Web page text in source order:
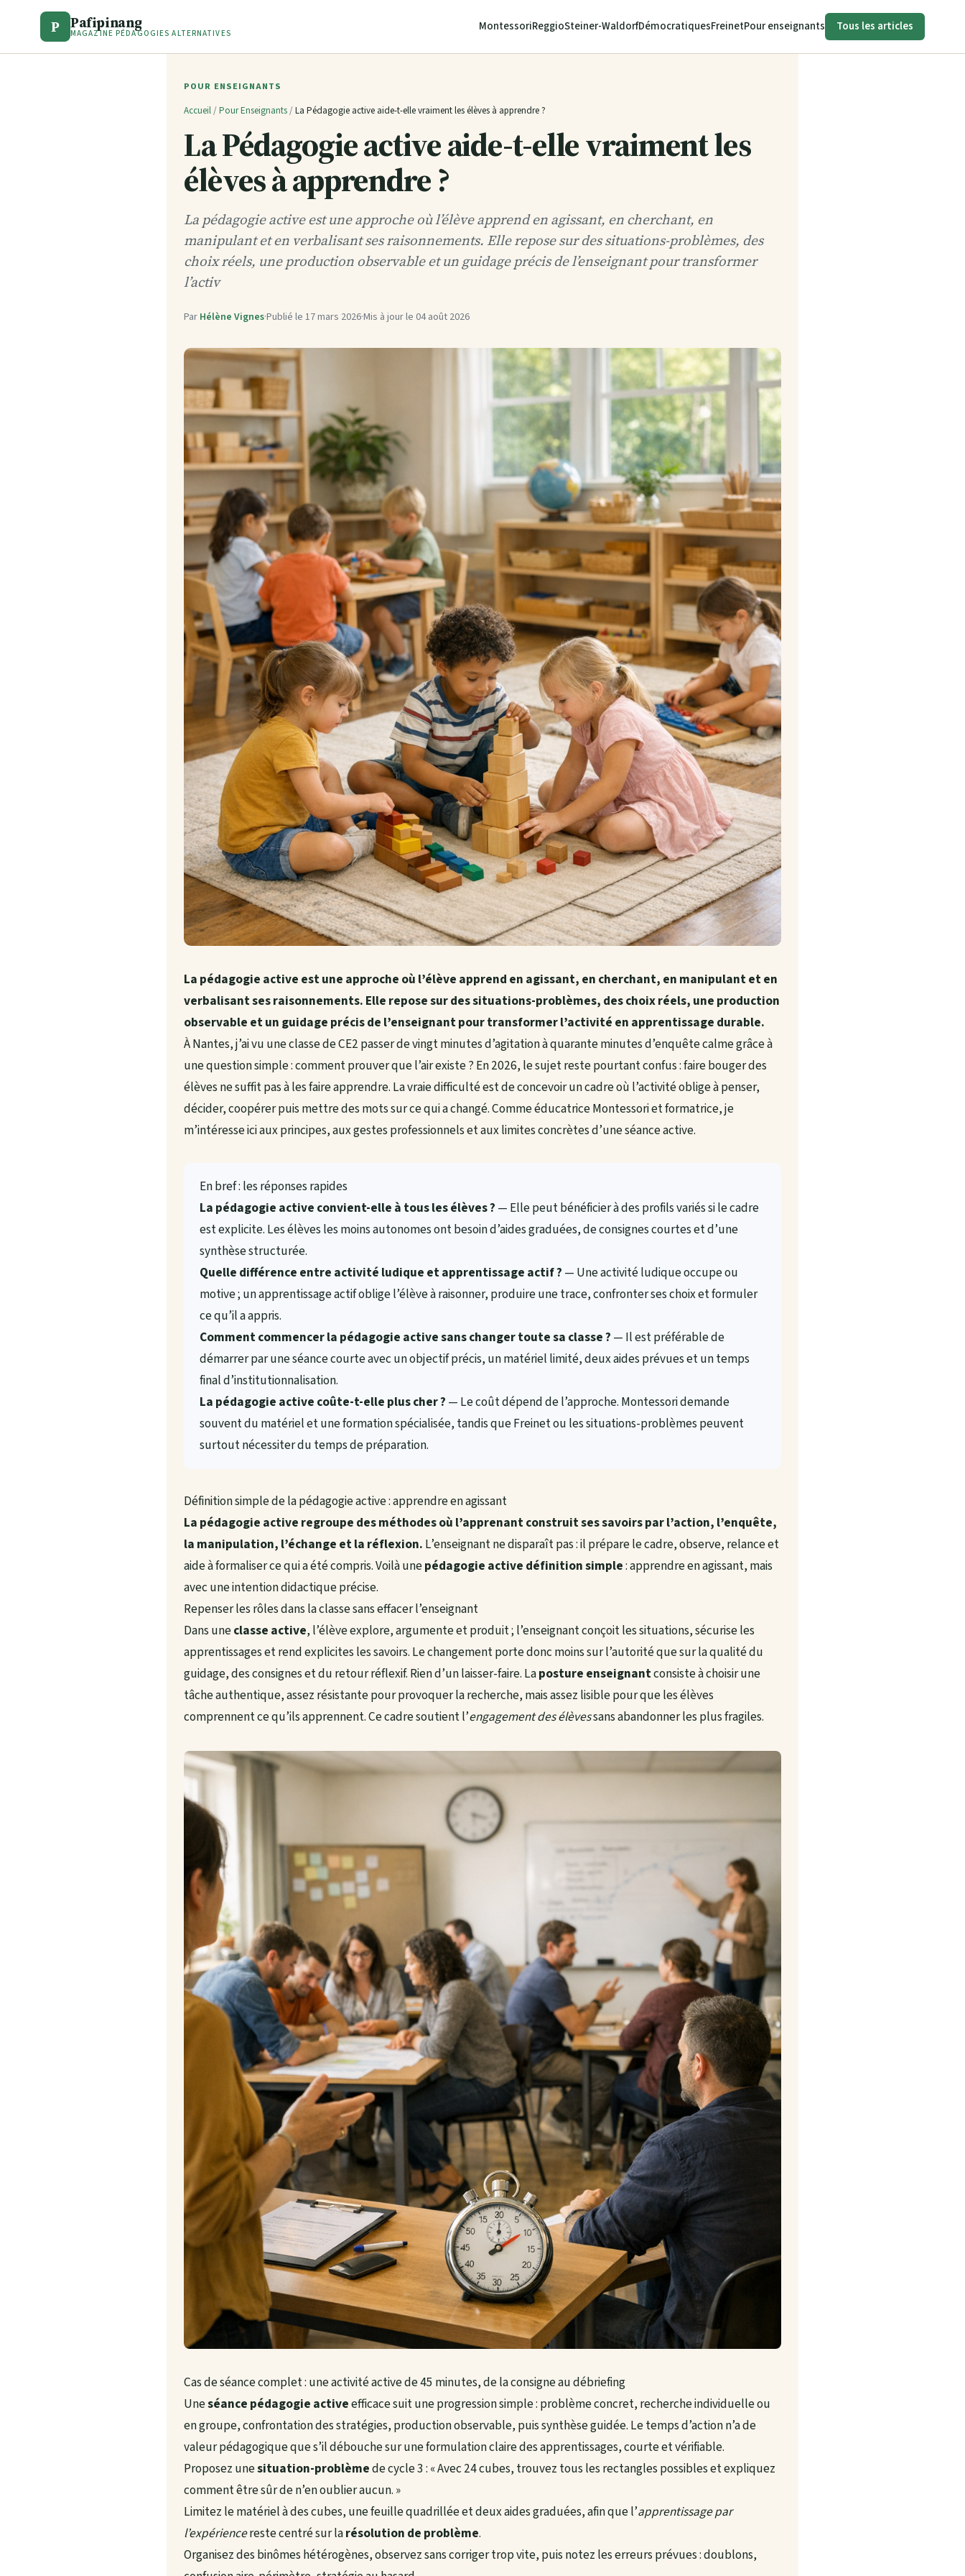
P Pafipinang
MAGAZINE PÉDAGOGIES ALTERNATIVES MontessoriReggioSteiner-WaldorfDémocratiquesFreinetPour enseignants Tous les articles
POUR ENSEIGNANTS
Accueil /Pour Enseignants /La Pédagogie active aide-t-elle vraiment les élèves à apprendre ?
La Pédagogie active aide-t-elle vraiment les
élèves à apprendre ?
La pédagogie active est une approche où l’élève apprend en agissant, en cherchant, en
manipulant et en verbalisant ses raisonnements. Elle repose sur des situations-problèmes, des
choix réels, une production observable et un guidage précis de l’enseignant pour transformer
l’activ
Par Hélène Vignes·Publié le 17 mars 2026·Mis à jour le 04 août 2026
La pédagogie active est une approche où l’élève apprend en agissant, en cherchant, en manipulant et en
verbalisant ses raisonnements. Elle repose sur des situations-problèmes, des choix réels, une production
observable et un guidage précis de l’enseignant pour transformer l’activité en apprentissage durable.
À Nantes, j’ai vu une classe de CE2 passer de vingt minutes d’agitation à quarante minutes d’enquête calme grâce à
une question simple : comment prouver que l’air existe ? En 2026, le sujet reste pourtant confus : faire bouger des
élèves ne suffit pas à les faire apprendre. La vraie difficulté est de concevoir un cadre où l’activité oblige à penser,
décider, coopérer puis mettre des mots sur ce qui a changé. Comme éducatrice Montessori et formatrice, je
m’intéresse ici aux principes, aux gestes professionnels et aux limites concrètes d’une séance active.
En bref : les réponses rapides
La pédagogie active convient-elle à tous les élèves ? — Elle peut bénéficier à des profils variés si le cadre
est explicite. Les élèves les moins autonomes ont besoin d’aides graduées, de consignes courtes et d’une
synthèse structurée.
Quelle différence entre activité ludique et apprentissage actif ? — Une activité ludique occupe ou
motive ; un apprentissage actif oblige l’élève à raisonner, produire une trace, confronter ses choix et formuler
ce qu’il a appris.
Comment commencer la pédagogie active sans changer toute sa classe ? — Il est préférable de
démarrer par une séance courte avec un objectif précis, un matériel limité, deux aides prévues et un temps
final d’institutionnalisation.
La pédagogie active coûte-t-elle plus cher ? — Le coût dépend de l’approche. Montessori demande
souvent du matériel et une formation spécialisée, tandis que Freinet ou les situations-problèmes peuvent
surtout nécessiter du temps de préparation.
Définition simple de la pédagogie active : apprendre en agissant
La pédagogie active regroupe des méthodes où l’apprenant construit ses savoirs par l’action, l’enquête,
la manipulation, l’échange et la réflexion. L’enseignant ne disparaît pas : il prépare le cadre, observe, relance et
aide à formaliser ce qui a été compris. Voilà unepédagogie active définition simple: apprendre en agissant, mais
avec une intention didactique précise.
Repenser les rôles dans la classe sans effacer l’enseignant
Dans uneclasse active, l’élève explore, argumente et produit ; l’enseignant conçoit les situations, sécurise les
apprentissages et rend explicites les savoirs. Le changement porte donc moins sur l’autorité que sur la qualité du
guidage, des consignes et du retour réflexif. Rien d’un laisser-faire. Laposture enseignantconsiste à choisir une
tâche authentique, assez résistante pour provoquer la recherche, mais assez lisible pour que les élèves
comprennent ce qu’ils apprennent. Ce cadre soutient l’engagement des élèvessans abandonner les plus fragiles.
Cas de séance complet : une activité active de 45 minutes, de la consigne au débriefing
Uneséance pédagogie activeefficace suit une progression simple : problème concret, recherche individuelle ou
en groupe, confrontation des stratégies, production observable, puis synthèse guidée. Le temps d’action n’a de
valeur pédagogique que s’il débouche sur une formulation claire des apprentissages, courte et vérifiable.
Proposez unesituation-problèmede cycle 3 : « Avec 24 cubes, trouvez tous les rectangles possibles et expliquez
comment être sûr de n’en oublier aucun. »
Limitez le matériel à des cubes, une feuille quadrillée et deux aides graduées, afin que l’apprentissage par
l’expériencereste centré sur larésolution de problème.
Organisez des binômes hétérogènes, observez sans corriger trop vite, puis notez les erreurs prévues : doublons,